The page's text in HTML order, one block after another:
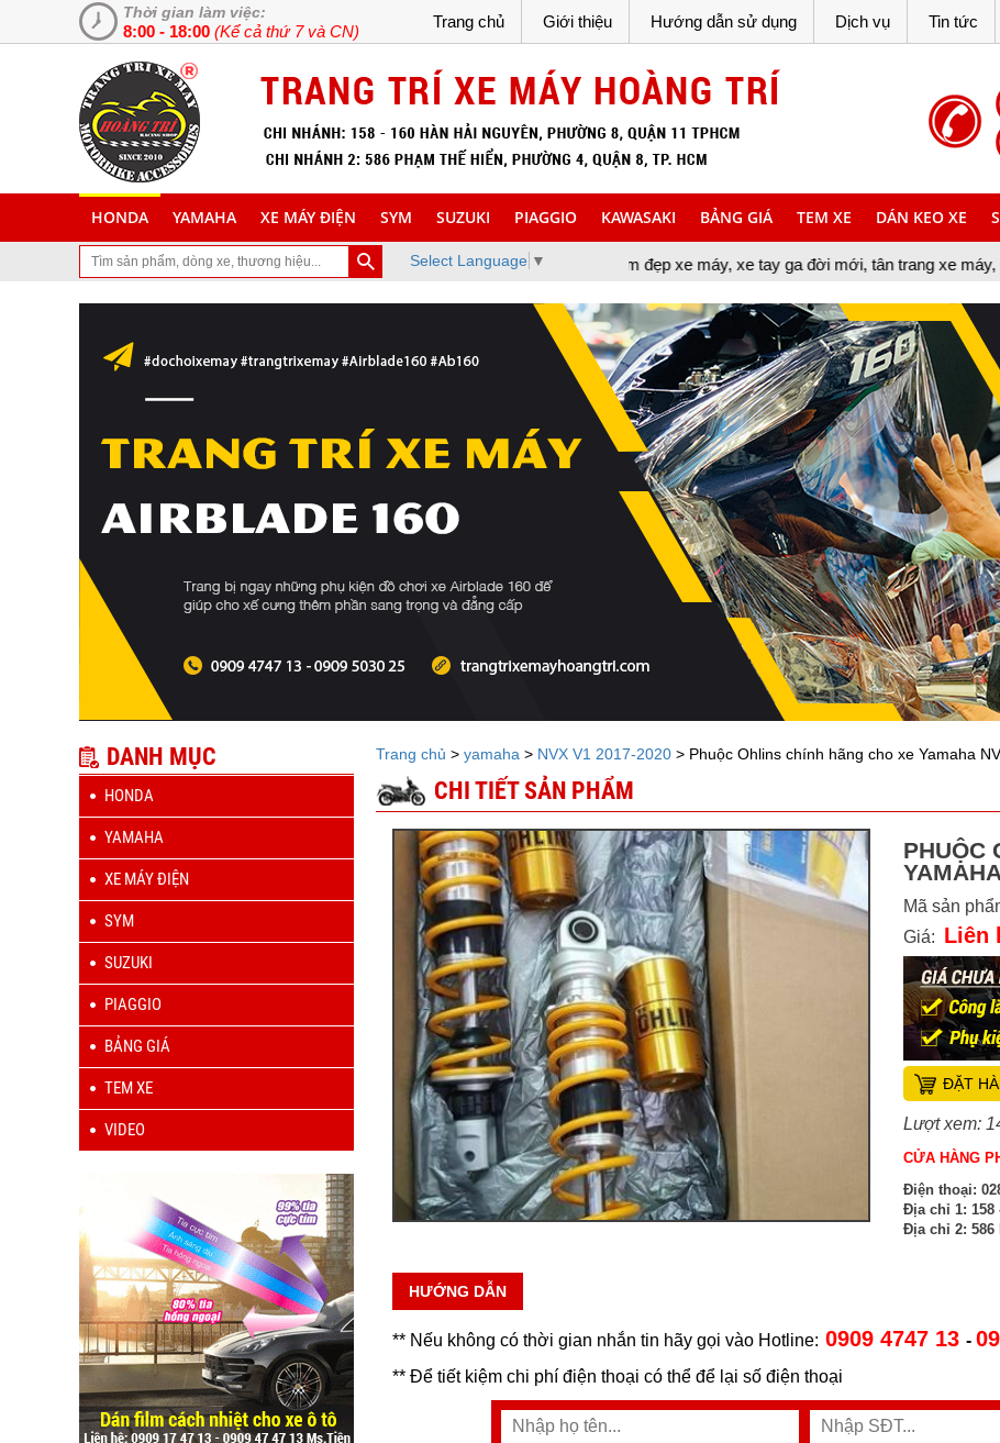
Thời gian làm việc:
8:00 - 18:00 (Kể cả thứ 7 và CN)
Trang chủ Giới thiệu Hướng dẫn sử dụng Dịch vụ Tin tức
HONDA YAMAHA XE MÁY ĐIỆN SYM SUZUKI PIAGGIO KAWASAKI BẢNG GIÁ TEM XE DÁN KEO XE
Select Language ▼
trang Web chuyên cung cấp và lắp đặt phụ tùng inox trang trí làm đẹp xe máy, xe tay ga đời mới, tân trang xe máy, cung cấp đồ
DANH MỤC
HONDA
YAMAHA
XE MÁY ĐIỆN
SYM
SUZUKI
PIAGGIO
BẢNG GIÁ
TEM XE
VIDEO
Trang chủ > yamaha > NVX V1 2017-2020> Phuộc Ohlins chính hãng cho xe Yamaha
CHI TIẾT SẢN PHẨM
PHUỘC
Mã sản
Giá: Liên
ĐẶT
Lượt xem:
CỬA HÀNG
Điện thoại:
Địa chỉ 1: 158
Địa chỉ 2: 586
HƯỚNG DẪN
** Nếu không có thời gian nhắn tin hãy gọi vào Hotline: 0909 4747 13 -
** Để tiết kiệm chi phí điện thoại có thể để lại số điện thoại